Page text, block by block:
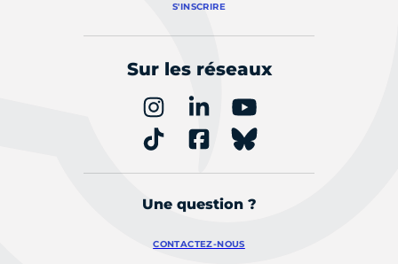
S'INSCRIRE
Sur les réseaux
Une question ?
CONTACTEZ-NOUS